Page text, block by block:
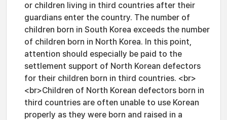
or children living in third countries after their
guardians enter the country. The number of
children born in South Korea exceeds the number
of children born in North Korea. In this point,
attention should especially be paid to the
settlement support of North Korean defectors
for their children born in third countries. <br>
<br>Children of North Korean defectors born in
third countries are often unable to use Korean
properly as they were born and raised in a